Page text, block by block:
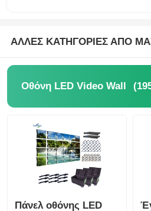
ΑΛΛΕΣ ΚΑΤΗΓΟΡΙΕΣ ΑΠΟ
Οθόνη LED Video Wall
Πάνελ οθόνης LED